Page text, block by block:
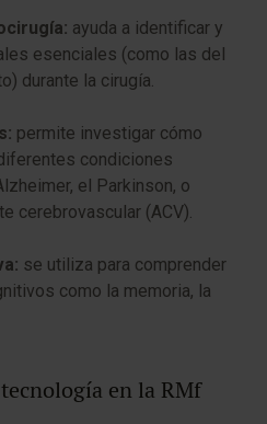
ayuda a identificar y
esenciales (como las del
durante la cirugía.
permite investigar cómo
condiciones
el Parkinson, o
cerebrovascular (ACV).
se utiliza para comprender
como la memoria, la
en la RMf